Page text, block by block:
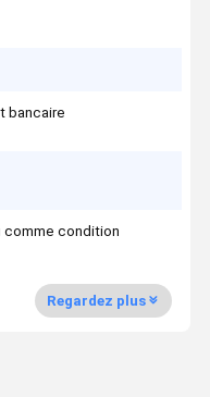
bancaire
comme condition
Regardez plus